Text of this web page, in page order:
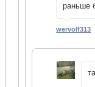
раньше
wervolf313